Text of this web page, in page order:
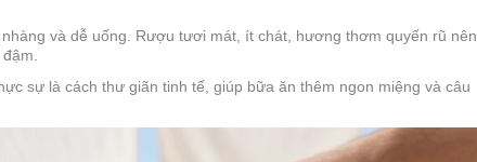
và dễ uống. Rượu tươi mát, ít chát, hương thơm quyến rũ nên
sự là cách thư giãn tinh tế, giúp bữa ăn thêm ngon miệng và câu